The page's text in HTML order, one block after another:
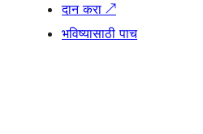
दान करा ↗
भविष्यासाठी पाच